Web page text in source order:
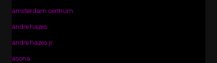
amsterdam centrum
andre hazes
andre hazes jr
asona